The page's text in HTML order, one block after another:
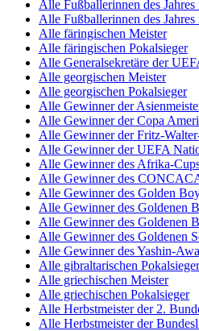
Alle Fußballerinnen des Jahres
Alle Fußballerinnen des Jahres
Alle färingischen Meister
Alle färingischen Pokalsieger
Alle Generalsekretäre der
Alle georgischen Meister
Alle georgischen Pokalsieger
Alle Gewinner der
Alle Gewinner der Copa
Alle Gewinner der Fritz-
Alle Gewinner der UEFA
Alle Gewinner des Afrika-
Alle Gewinner des
Alle Gewinner des Golden
Alle Gewinner des Goldenen
Alle Gewinner des Goldenen
Alle Gewinner des Goldenen
Alle Gewinner des Yashin-
Alle gibraltarischen Pokalsieger
Alle griechischen Meister
Alle griechischen Pokalsieger
Alle Herbstmeister der 2.
Alle Herbstmeister der